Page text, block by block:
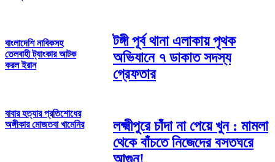
বাংলাদেশি নাবিকসহ
তেলবাহী ট্যাংকার আটক
করল ইরান
বাবার হত্যার প্রতিশোধের
অঙ্গীকার মোজতবা খামেনির
টঙ্গী পূর্ব থানা এলাকায় পৃথক
অভিযানে ৭ ডাকাত সদস্য
গ্রেফতার
লক্ষ্মীপুরে চাঁদা না পেয়ে খুন : মামলা
থেকে বাঁচতে নিজেদের বসতঘরে